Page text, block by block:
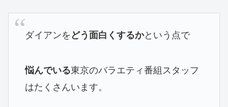
ダイアンをどう面白くするかという点で
悩んでいる東京のバラエティ番組スタッフ
はたくさんいます。